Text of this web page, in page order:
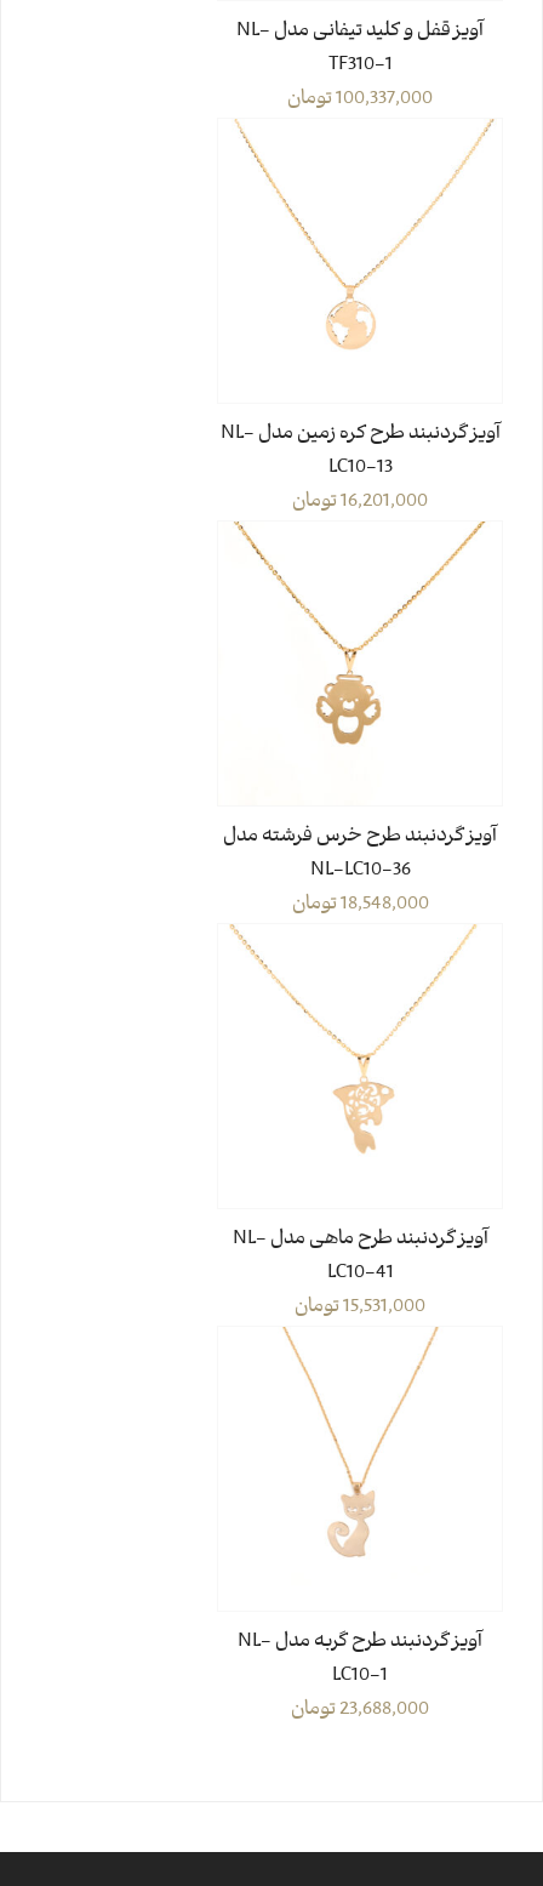
آویز قفل و کلید تیفانی مدل NL-
TF310-1
100,337,000تومان
آویز گردنبند طرح کره زمین مدل NL-
LC10-13
16,201,000تومان
آویز گردنبند طرح خرس فرشته مدل
NL-LC10-36
18,548,000تومان
آویز گردنبند طرح ماهی مدل NL-
LC10-41
15,531,000تومان
آویز گردنبند طرح گربه مدل NL-
LC10-1
23,688,000تومان